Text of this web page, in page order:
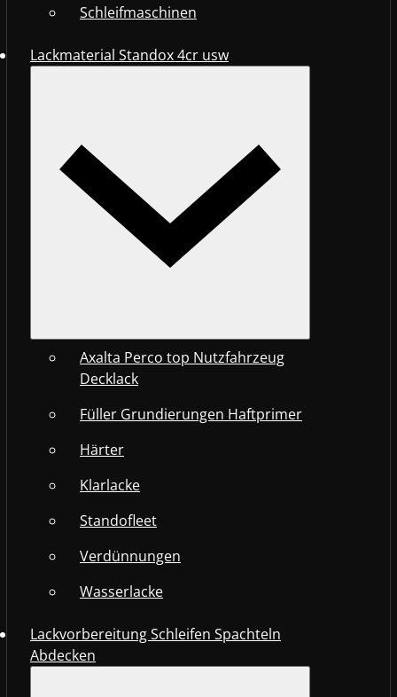
Schleifmaschinen
Lackmaterial Standox 4cr usw
Axalta Perco top Nutzfahrzeug
Decklack
Füller Grundierungen Haftprimer
Härter
Klarlacke
Standofleet
Verdünnungen
Wasserlacke
Lackvorbereitung Schleifen Spachteln
Abdecken